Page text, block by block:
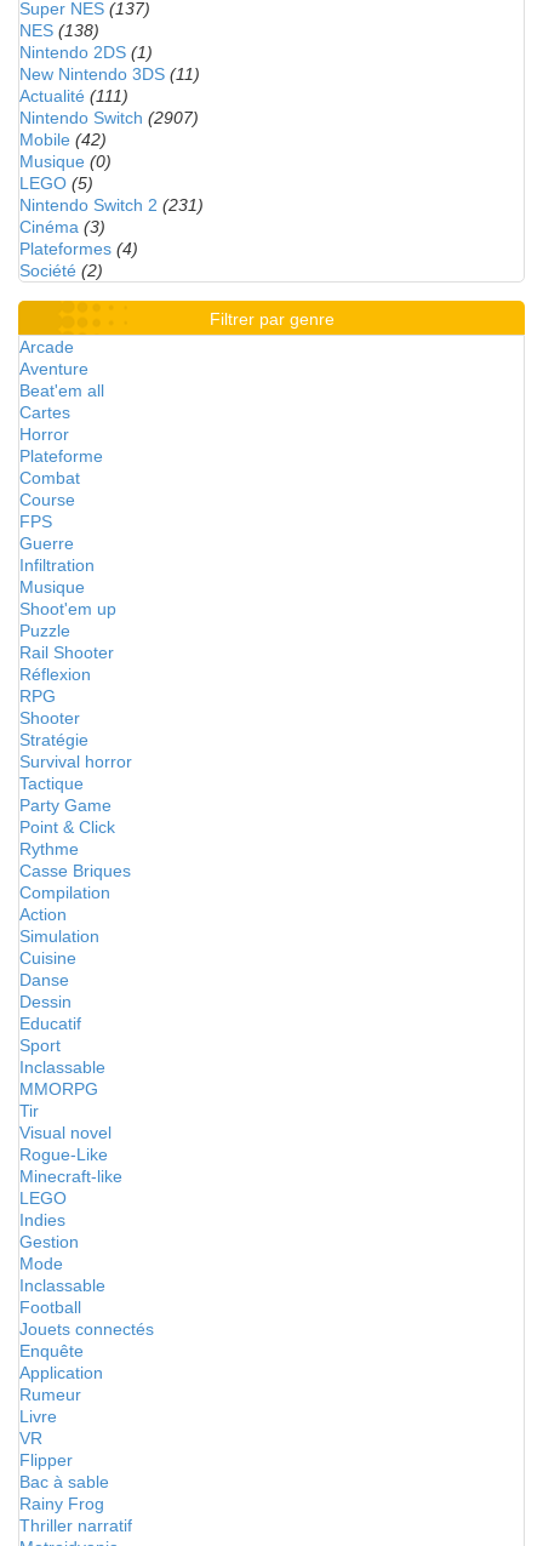
Super NES (137)
NES (138)
Nintendo 2DS (1)
New Nintendo 3DS (11)
Actualité (111)
Nintendo Switch (2907)
Mobile (42)
Musique (0)
LEGO (5)
Nintendo Switch 2 (231)
Cinéma (3)
Plateformes (4)
Société (2)
Filtrer par genre
Arcade
Aventure
Beat'em all
Cartes
Horror
Plateforme
Combat
Course
FPS
Guerre
Infiltration
Musique
Shoot'em up
Puzzle
Rail Shooter
Réflexion
RPG
Shooter
Stratégie
Survival horror
Tactique
Party Game
Point & Click
Rythme
Casse Briques
Compilation
Action
Simulation
Cuisine
Danse
Dessin
Educatif
Sport
Inclassable
MMORPG
Tir
Visual novel
Rogue-Like
Minecraft-like
LEGO
Indies
Gestion
Mode
Inclassable
Football
Jouets connectés
Enquête
Application
Rumeur
Livre
VR
Flipper
Bac à sable
Rainy Frog
Thriller narratif